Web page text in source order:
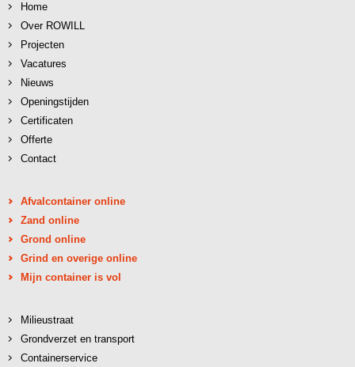
Home
Over ROWILL
Projecten
Vacatures
Nieuws
Openingstijden
Certificaten
Offerte
Contact
Afvalcontainer online
Zand online
Grond online
Grind en overige online
Mijn container is vol
Milieustraat
Grondverzet en transport
Containerservice